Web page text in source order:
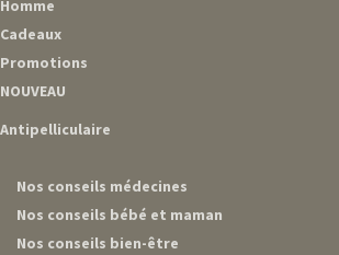
Homme
Cadeaux
Promotions
NOUVEAU
Antipelliculaire
Nos conseils médecines
Nos conseils bébé et maman
Nos conseils bien-être